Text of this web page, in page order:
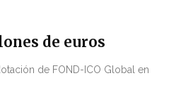
de euros
de FOND-ICO Global en